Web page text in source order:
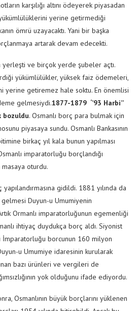
karşılığı altını ödeyerek piyasadan
yerine getirmediği
ömrü uzayacaktı. Yani bir başka
artarak devam edecekti.
yerleşti ve birçok yerde şubeler açtı.
yükümlülükler, yüksek faiz ödemeleri,
yerine getiremez hale soktu. En önemlisi
gelmesiydi.1877-1879 ‘’93 Harbi’’
bozuldu. Osmanlı borç para bulmak için
piyasaya sundu. Osmanlı Bankasının
birkaç yıl kala bunun yapılması
imparatorluğu borçlandığı
masaya oturdu.
gidildi. 1881 yılında da
Duyun-u Umumiyenin
Ormanlı imparatorluğunun egemenliği
ihtiyaç duydukça borç aldı. Siyonist
İmparatorluğu borcunun 160 milyon
u Umumiye idaresinin kurularak
bazı ürünleri ve vergileri de
yok olduğunu ifade ediyordu.
Osmanlının büyük borçlarını yüklenen